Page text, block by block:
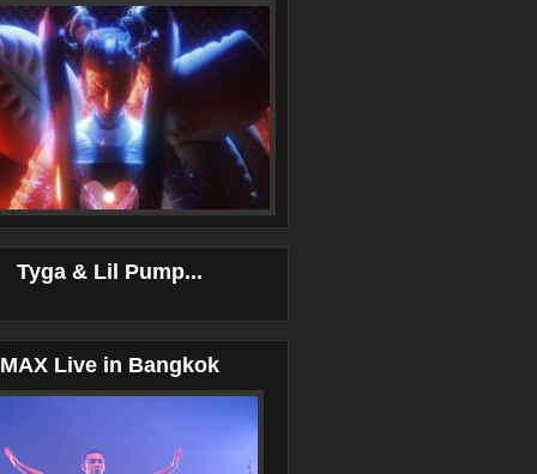
Tyga & Lil Pump...
MAX Live in Bangkok